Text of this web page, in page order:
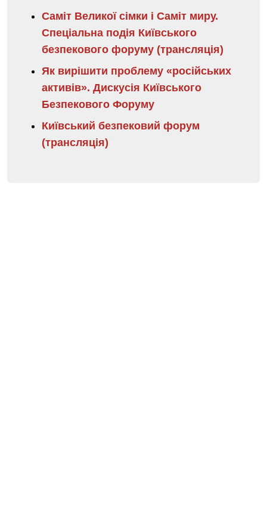
Саміт Великої сімки і Саміт миру.
Спеціальна подія Київського
безпекового форуму (трансляція)
Як вирішити проблему «російських
активів». Дискусія Київського
Безпекового Форуму
Київський безпековий форум
(трансляція)